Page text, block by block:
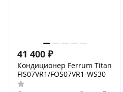
41 400 ₽
Кондиционер Ferrum Titan
FIS07VR1/FOS07VR1-WS30